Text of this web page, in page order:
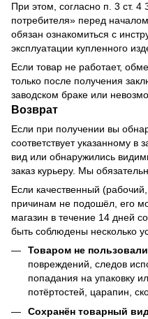
При этом, согласно п. 3 ст.
потребителя» перед
обязан ознакомиться с
эксплуатации купленного
Если товар не работает,
только после получения
заводском браке или
Возврат
Если при получении вы
соответствует указанному в
вид или обнаружились
заказ курьеру. Мы
Если качественный
причинам не подошёл, его
магазин в течение 14 дней
быть соблюдены несколько
Товаром не
повреждений, следов
попадания на упаковку
потёртостей, царапин,
Сохранён товарный